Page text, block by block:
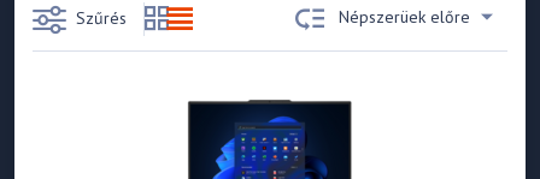
Szűrés Népszerüek előre